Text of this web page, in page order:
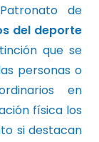
de
del deporte
que se
personas o
en
física los
si destacan